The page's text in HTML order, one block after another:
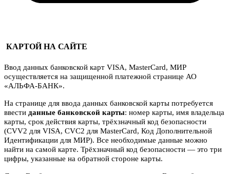
КАРТОЙ НА САЙТЕ
Ввод данных банковской карт VISA, MasterCard, МИР
осуществляется на защищенной платежной странице АО
«АЛЬФА-БАНК».
На странице для ввода данных банковской карты потребуется
ввести данные банковской карты: номер карты, имя владельца
карты, срок действия карты, трёхзначный код безопасности
(CVV2 для VISA, CVC2 для MasterCard, Код Дополнительной
Идентификации для МИР). Все необходимые данные можно
найти на самой карте. Трёхзначный код безопасности — это три
цифры, указанные на обратной стороне карты.